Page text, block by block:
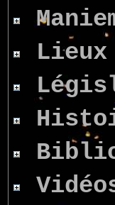
Lieux